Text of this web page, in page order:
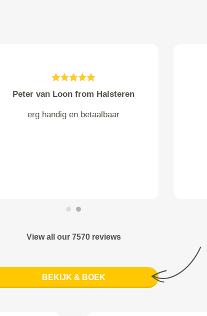
Peter van Loon from Halsteren
erg handig en betaalbaar
View all our 7570 reviews
BEKIJK & BOEK